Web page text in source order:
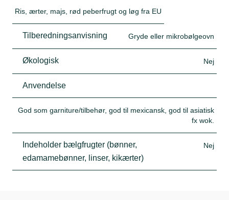
Ris, ærter, majs, rød peberfrugt og løg fra EU
Tilberedningsanvisning Gryde eller mikrobølgeovn
Økologisk Nej
Anvendelse
God som garniture/tilbehør, god til mexicansk, god til asiatisk
fx wok.
Indeholder bælgfrugter (bønner,
edamamebønner, linser, kikærter)
Nej